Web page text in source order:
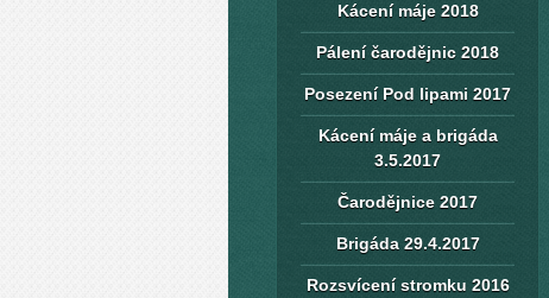
Kácení máje 2018
Pálení čarodějnic 2018
Posezení Pod lipami 2017
Kácení máje a brigáda
3.5.2017
Čarodějnice 2017
Brigáda 29.4.2017
Rozsvícení stromku 2016